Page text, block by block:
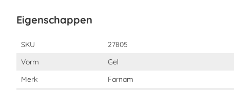
Niet gebruiken onder bandages.
Drink, eet en rook niet tijdens het aanbrengen van Thermaflex.
Vermijd contact met uw ogen en slijmvliezen.
Eigenschappen
Eigenschappen
SKU
27805
Vorm
Gel
Merk
Farnam